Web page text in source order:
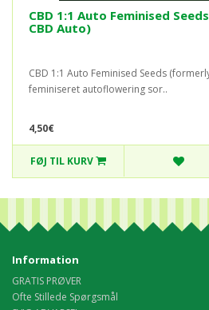
CBD 1:1 Auto Feminised
CBD Auto)
CBD 1:1 Auto Feminised Seeds
feminiseret autoflowering sor..
4,50€
FØJ TIL KURV
Information
GRATIS PRØVER
Ofte Stillede Spørgsmål